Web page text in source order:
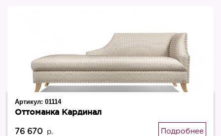
Артикул: 01114
Оттоманка Кардинал
76 670 р. Подробнее